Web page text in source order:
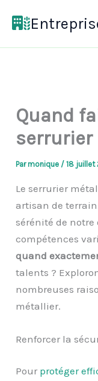
Quand
Parmonique /18 juillet
Le serrurier
artisan de
sérénité de notre
compétences
quand
talents ?
nombreuses
métallier.
Renforcer la
Pour protéger